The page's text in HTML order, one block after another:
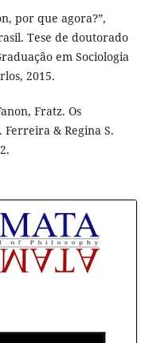
por que agora?”,
Tese de doutorado
em Sociologia
2015.
Fratz. Os
& Regina S.